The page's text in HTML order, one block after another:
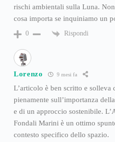
rischi ambientali sulla Luna.
cosa importa se inquiniamo un
0 Rispondi
Lorenzo 9 mesi fa
L’articolo è ben scritto e
pienamente sull’importanza
e di un approccio sostenibile.
Fondali Marini è un ottimo
contesto specifico dello spazio.